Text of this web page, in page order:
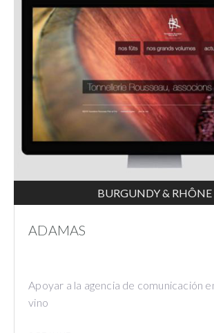
BURGUNDY & RHÔNE
ADAMAS
Apoyar a la agencia de comunicación
vino